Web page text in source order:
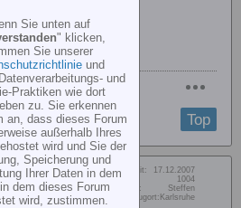
Top
Dabei seit:
17.12.2007
Beiträge:
1004
Vorname:
Steffen
Wohn/Flugort: Karlsruhe
Sie unten auf
" klicken,
Sie unserer
und
und
Praktiken wie dort
zu. Sie erkennen
an, dass dieses Forum
außerhalb Ihres
wird und Sie der
Speicherung und
Ihrer Daten in dem
in dem dieses Forum
wird, zustimmen.